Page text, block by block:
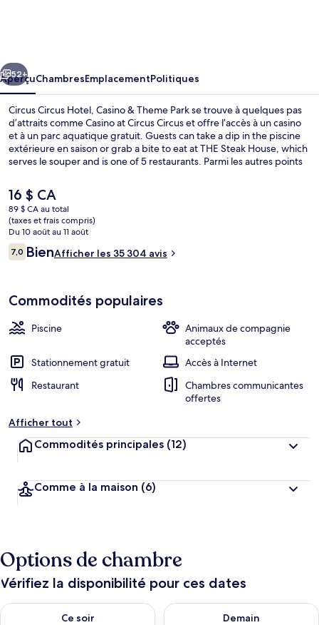
Casino
&
Theme
Park
Suivant
52+
AperçuChambresEmplacementPolitiques
Circus Circus Hotel, Casino & Theme Park se trouve à quelques pas
d’attraits comme Casino at Circus Circus et offre l’accès à un casino
et à un parc aquatique gratuit. Guests can take a dip in the piscine
extérieure en saison or grab a bite to eat at THE Steak House, which
serves le souper and is one of 5 restaurants. Parmi les autres points
centre d’entraînement physique. Les autres voyageurs apprécient
vraiment les commodités familiales et les visites touristiques locales.
L’hébergement se situe à quelques minutes de marche du transport
en commun : Station de monorail Las Vegas Hilton se trouve
à 14 minutes.
Le
prix
actuel
est
de 16 $ CA
16 $ CA
89 $ CA au total
(taxes et frais compris)
Du 10 août au 11 août
Avis
7,07,0 sur 10 –
BienAfficher les 35 304 avis
Commodités populaires
Piscine
Animaux de compagnie
acceptés
Stationnement gratuit
Accès à Internet
Restaurant
Chambres communicantes
offertes
Afficher tout
Commodités principales (12)
Comme à la maison (6)
Options de chambre
Vérifiez la disponibilité pour ces dates
Ce soir
Vérifier la disponibilité pour ce soir août 8 - août 9
Demain
Vérifier la disponibilité pour